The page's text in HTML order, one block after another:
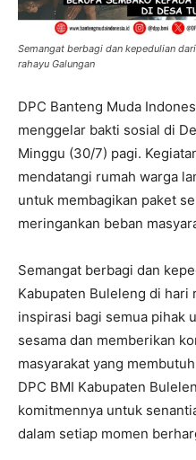
Semangat berbagi dan kepedulian
rahayu Galungan
DPC Banteng Muda
menggelar bakti sosial di
Minggu (30/7) pagi.
mendatangi rumah warga
untuk membagikan paket
meringankan beban
Semangat berbagi dan
Kabupaten Buleleng di hari
inspirasi bagi semua pihak
sesama dan memberikan
masyarakat yang
DPC BMI Kabupaten
komitmennya untuk
dalam setiap momen